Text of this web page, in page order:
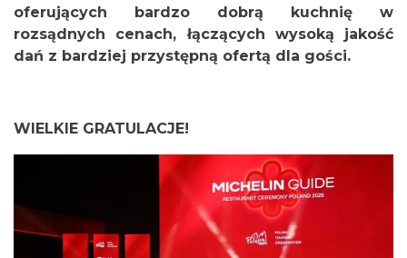
oferujących bardzo dobrą kuchnię w
rozsądnych cenach, łączących wysoką jakość
dań z bardziej przystępną ofertą dla gości.
WIELKIE GRATULACJE!